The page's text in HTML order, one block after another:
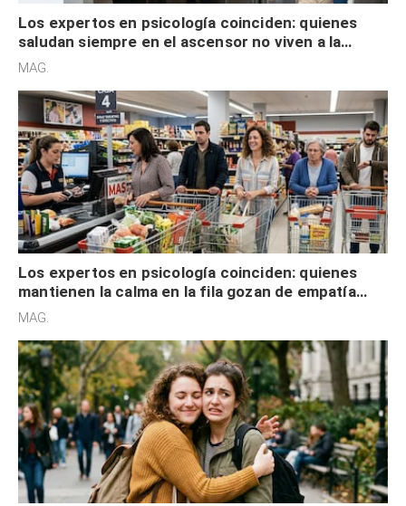
Los expertos en psicología coinciden: quienes
saludan siempre en el ascensor no viven a la
defensiva y tienen apertura social
MAG.
Los expertos en psicología coinciden: quienes
mantienen la calma en la fila gozan de empatía
cognitiva, gratitud y no solo tienen autocontrol
MAG.